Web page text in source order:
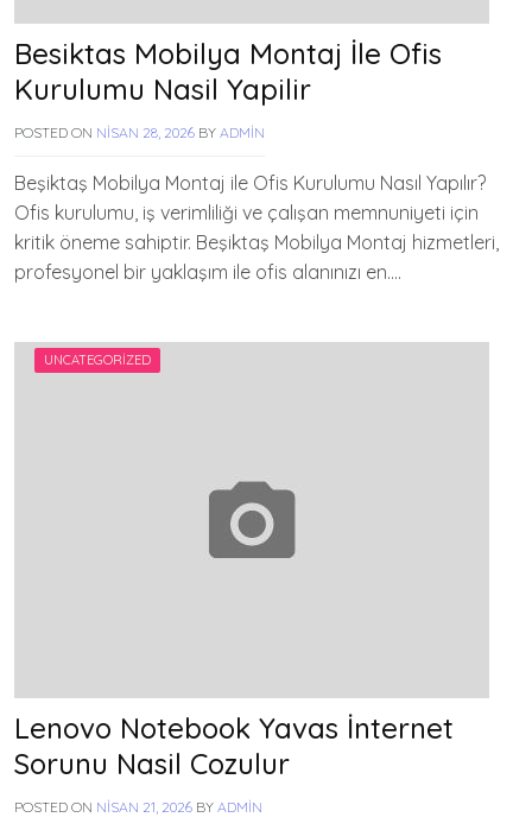
Besiktas Mobilya Montaj İle Ofis
Kurulumu Nasil Yapilir
POSTED ON NISAN 28, 2026 BY ADMIN
Beşiktaş Mobilya Montaj ile Ofis Kurulumu Nasıl Yapılır?
Ofis kurulumu, iş verimliliği ve çalışan memnuniyeti için
kritik öneme sahiptir. Beşiktaş Mobilya Montaj hizmetleri,
profesyonel bir yaklaşım ile ofis alanınızı en….
UNCATEGORIZED
Lenovo Notebook Yavas İnternet
Sorunu Nasil Cozulur
POSTED ON NISAN 21, 2026 BY ADMIN